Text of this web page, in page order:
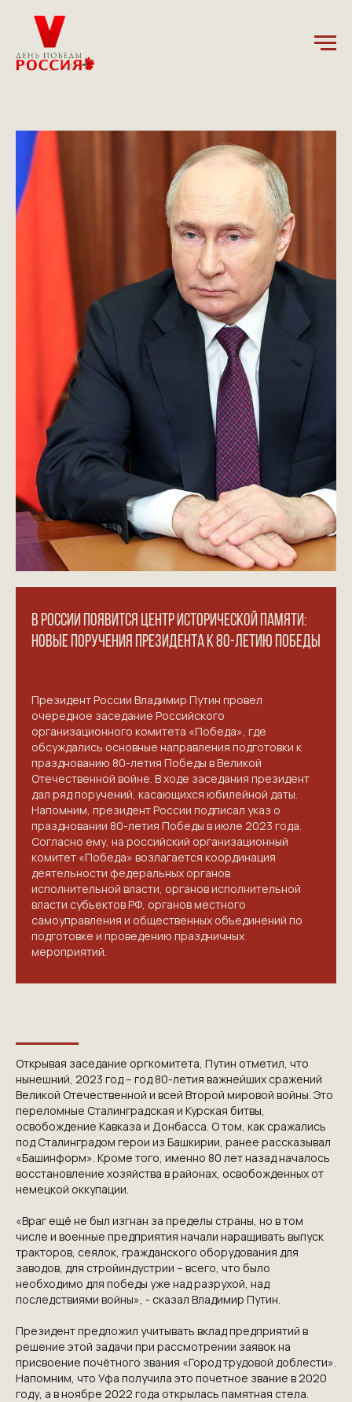
В РОССИИ ПОЯВИТСЯ ЦЕНТР ИСТОРИЧЕСКОЙ ПАМЯТИ:
НОВЫЕ ПОРУЧЕНИЯ ПРЕЗИДЕНТА К 80-ЛЕТИЮ ПОБЕДЫ
Президент России Владимир Путин провел
очередное заседание Российского
организационного комитета «Победа», где
обсуждались основные направления подготовки к
празднованию 80-летия Победы в Великой
Отечественной войне. В ходе заседания президент
дал ряд поручений, касающихся юбилейной даты.
Напомним, президент России подписал указ о
праздновании 80-летия Победы в июле 2023 года.
Согласно ему, на российский организационный
комитет «Победа» возлагается координация
деятельности федеральных органов
исполнительной власти, органов исполнительной
власти субъектов РФ, органов местного
самоуправления и общественных объединений по
подготовке и проведению праздничных
мероприятий.
Открывая заседание оргкомитета, Путин отметил, что
нынешний, 2023 год – год 80-летия важнейших сражений
Великой Отечественной и всей Второй мировой войны. Это
переломные Сталинградская и Курская битвы,
освобождение Кавказа и Донбасса. О том, как сражались
под Сталинградом герои из Башкирии, ранее рассказывал
«Башинформ». Кроме того, именно 80 лет назад началось
восстановление хозяйства в районах, освобожденных от
немецкой оккупации.
«Враг ещё не был изгнан за пределы страны, но в том
числе и военные предприятия начали наращивать выпуск
тракторов, сеялок, гражданского оборудования для
заводов, для стройиндустрии – всего, что было
необходимо для победы уже над разрухой, над
последствиями войны», - сказал Владимир Путин.
Президент предложил учитывать вклад предприятий в
решение этой задачи при рассмотрении заявок на
присвоение почётного звания «Город трудовой доблести».
Напомним, что Уфа получила это почетное звание в 2020
году, а в ноябре 2022 года открылась памятная стела.
КОНТАКТЫ
ПРИГЛАШАЕМ ВАС ПРИНЯТЬ УЧАСТИЕ
В ПРОЕКТЕVICTORYDAY80.RU